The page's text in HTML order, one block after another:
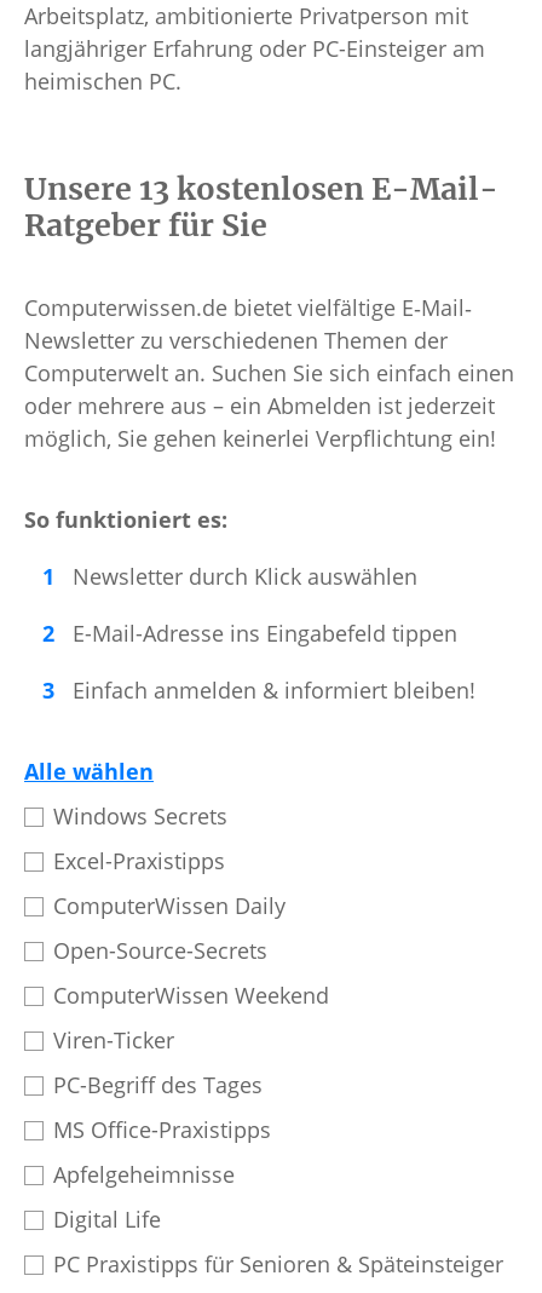
Arbeitsplatz, ambitionierte Privatperson mit
langjähriger Erfahrung oder PC-Einsteiger am
heimischen PC.
Unsere 13 kostenlosen E-Mail-
Ratgeber für Sie
Computerwissen.de bietet vielfältige E‐Mail‐
Newsletter zu verschiedenen Themen der
Computerwelt an. Suchen Sie sich einfach einen
oder mehrere aus – ein Abmelden ist jederzeit
möglich, Sie gehen keinerlei Verpflichtung ein!
So funktioniert es:
Newsletter durch Klick auswählen
E-Mail-Adresse ins Eingabefeld tippen
Einfach anmelden & informiert bleiben!
Alle wählen
Windows Secrets
Excel-Praxistipps
ComputerWissen Daily
Open-Source-Secrets
ComputerWissen Weekend
Viren-Ticker
PC-Begriff des Tages
MS Office-Praxistipps
Apfelgeheimnisse
Digital Life
PC Praxistipps für Senioren & Späteinsteiger